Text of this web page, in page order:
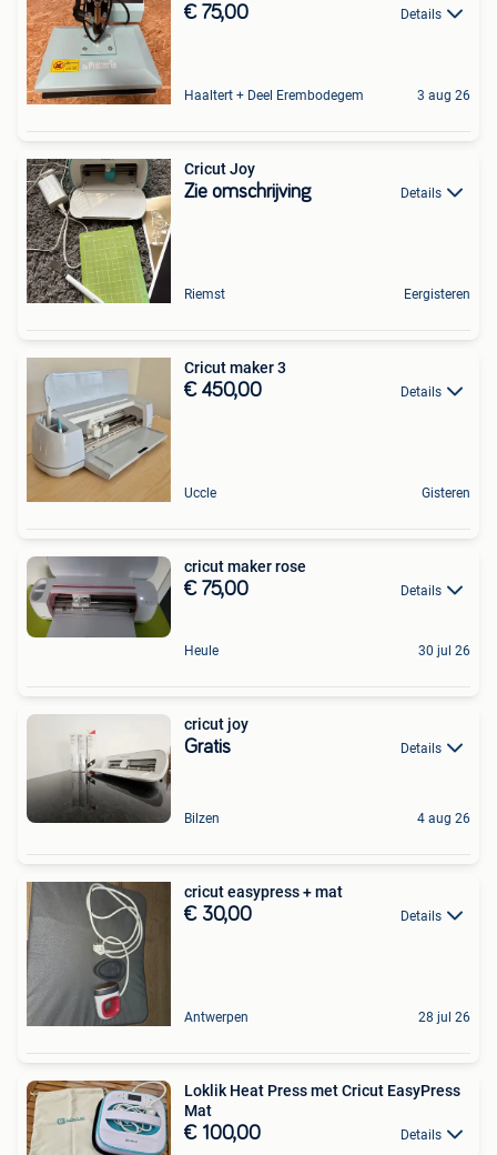
€ 75,00 Details
Haaltert + Deel Erembodegem 3 aug 26
Cricut Joy
Zie omschrijving Details
Riemst Eergisteren
Cricut maker 3
€ 450,00 Details
Uccle Gisteren
cricut maker rose
€ 75,00 Details
Heule 30 jul 26
cricut joy
Gratis Details
Bilzen 4 aug 26
cricut easypress + mat
€ 30,00 Details
Antwerpen 28 jul 26
Loklik Heat Press met Cricut EasyPress
Mat
€ 100,00 Details